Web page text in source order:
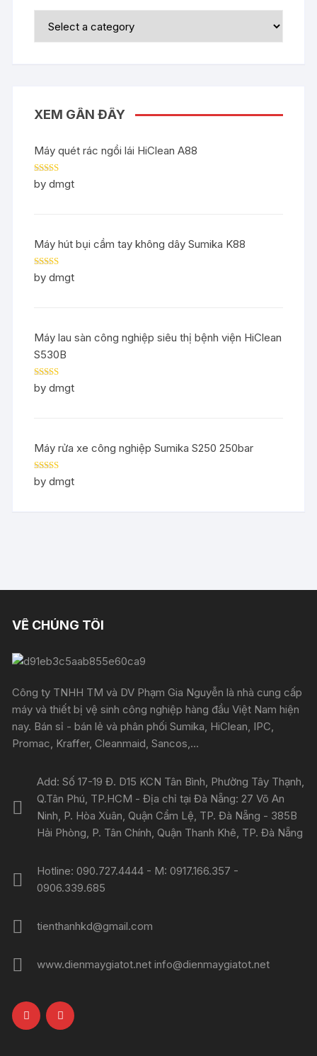
XEM GẦN ĐÂY
Máy quét rác ngồi lái HiClean A88
Rated5out
of 5
by dmgt
Máy hút bụi cầm tay không dây Sumika K88
Rated5out
of 5
by dmgt
Máy lau sàn công nghiệp siêu thị bệnh viện HiClean
S530B
Rated5out
of 5
by dmgt
Máy rửa xe công nghiệp Sumika S250 250bar
Rated5out
of 5
by dmgt
VỀ CHÚNG TÔI
Công ty TNHH TM và DV Phạm Gia Nguyễn là nhà cung cấp
máy và thiết bị vệ sinh công nghiệp hàng đầu Việt Nam hiện
nay. Bán sỉ - bán lẻ và phân phối Sumika, HiClean, IPC,
Promac, Kraffer, Cleanmaid, Sancos,...
Add: Số 17-19 Đ. D15 KCN Tân Bình, Phường Tây Thạnh,
Q.Tân Phú, TP.HCM - Địa chỉ tại Đà Nẵng: 27 Võ An
Ninh, P. Hòa Xuân, Quận Cẩm Lệ, TP. Đà Nẵng - 385B
Hải Phòng, P. Tân Chính, Quận Thanh Khê, TP. Đà Nẵng
Hotline: 090.727.4444 - M: 0917.166.357 -
0906.339.685
tienthanhkd@gmail.com
www.dienmaygiatot.net info@dienmaygiatot.net